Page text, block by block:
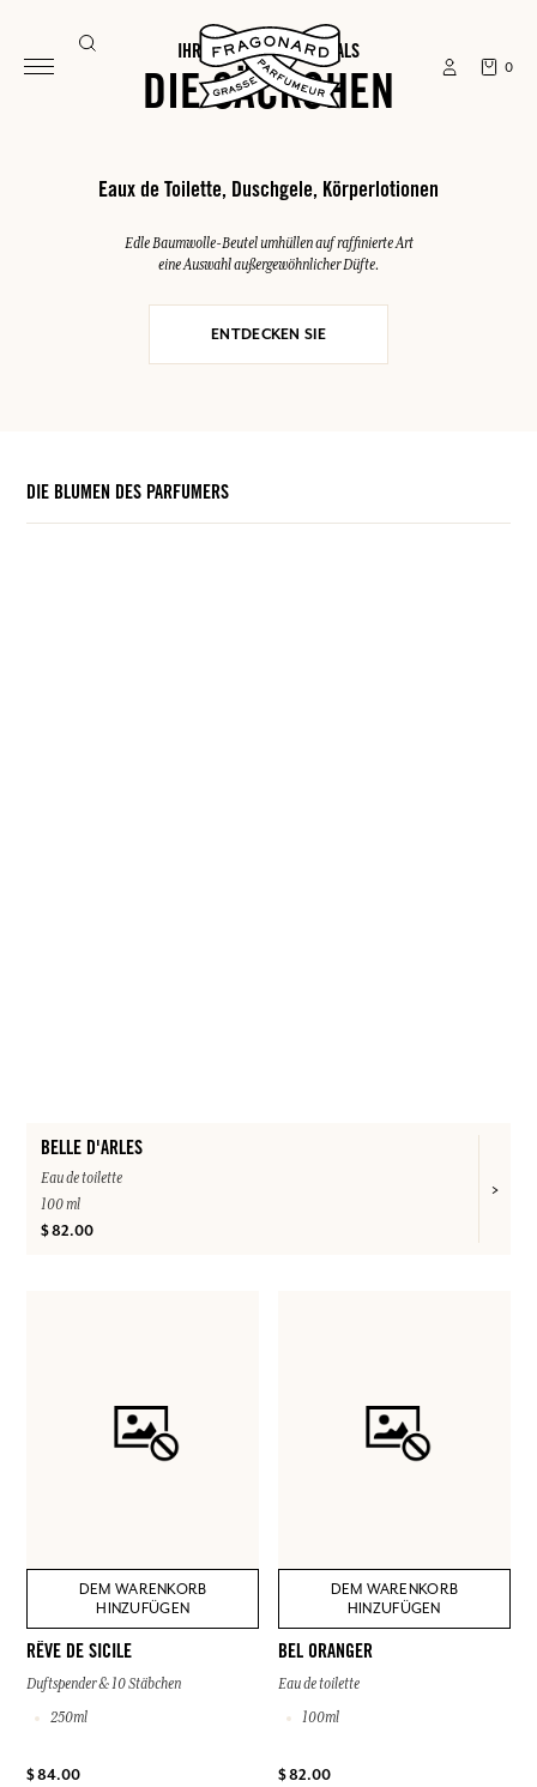
0
IHRE SOMMER-ESSENTIALS
DIE SÄCKCHEN
Eaux de Toilette, Duschgele, Körperlotionen
Edle Baumwolle-Beutel umhüllen auf raffinierte Art
eine Auswahl außergewöhnlicher Düfte.
ENTDECKEN SIE
DIE BLUMEN DES PARFUMERS
BELLE D'ARLES
Eau de toilette
100 ml
$ 82.00
DEM WARENKORB
HINZUFÜGEN
RÊVE DE SICILE
Duftspender & 10 Stäbchen
250ml
$ 84.00
DEM WARENKORB
HINZUFÜGEN
BEL ORANGER
Eau de toilette
100ml
$ 82.00